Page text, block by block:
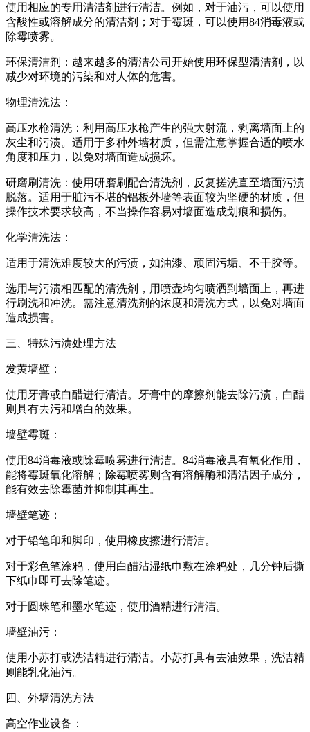
使用相应的专用清洁剂进行清洁。例如，对于油污，可以使用
含酸性或溶解成分的清洁剂；对于霉斑，可以使用84消毒液或
除霉喷雾。
环保清洁剂：越来越多的清洁公司开始使用环保型清洁剂，以
减少对环境的污染和对人体的危害。
物理清洗法：
高压水枪清洗：利用高压水枪产生的强大射流，剥离墙面上的
灰尘和污渍。适用于多种外墙材质，但需注意掌握合适的喷水
角度和压力，以免对墙面造成损坏。
研磨刷清洗：使用研磨刷配合清洗剂，反复搓洗直至墙面污渍
脱落。适用于脏污不堪的铝板外墙等表面较为坚硬的材质，但
操作技术要求较高，不当操作容易对墙面造成划痕和损伤。
化学清洗法：
适用于清洗难度较大的污渍，如油漆、顽固污垢、不干胶等。
选用与污渍相匹配的清洗剂，用喷壶均匀喷洒到墙面上，再进
行刷洗和冲洗。需注意清洗剂的浓度和清洗方式，以免对墙面
造成损害。
三、特殊污渍处理方法
发黄墙壁：
使用牙膏或白醋进行清洁。牙膏中的摩擦剂能去除污渍，白醋
则具有去污和增白的效果。
墙壁霉斑：
使用84消毒液或除霉喷雾进行清洁。84消毒液具有氧化作用，
能将霉斑氧化溶解；除霉喷雾则含有溶解酶和清洁因子成分，
能有效去除霉菌并抑制其再生。
墙壁笔迹：
对于铅笔印和脚印，使用橡皮擦进行清洁。
对于彩色笔涂鸦，使用白醋沾湿纸巾敷在涂鸦处，几分钟后撕
下纸巾即可去除笔迹。
对于圆珠笔和墨水笔迹，使用酒精进行清洁。
墙壁油污：
使用小苏打或洗洁精进行清洁。小苏打具有去油效果，洗洁精
则能乳化油污。
四、外墙清洗方法
高空作业设备：